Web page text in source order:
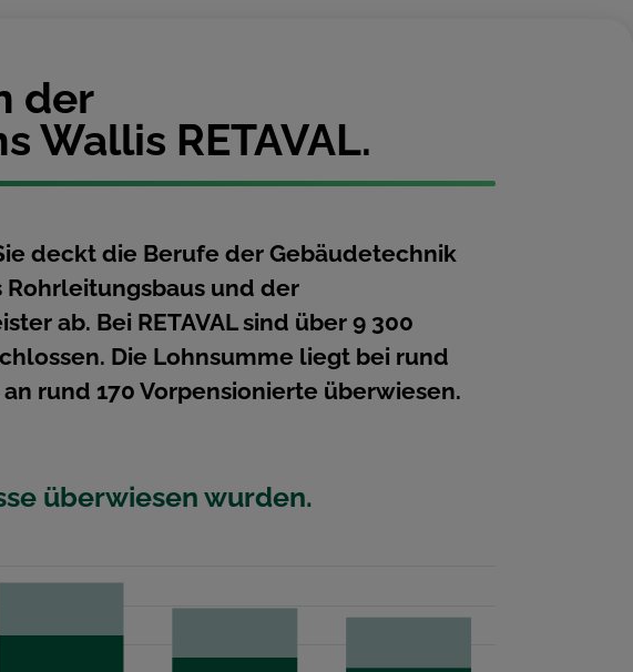
der
Wallis RETAVAL.
deckt die Berufe der Gebäudetechnik
und der
ab. Bei RETAVAL sind über 9 300
Die Lohnsumme liegt bei rund
rund 170 Vorpensionierte überwiesen.
überwiesen wurden.